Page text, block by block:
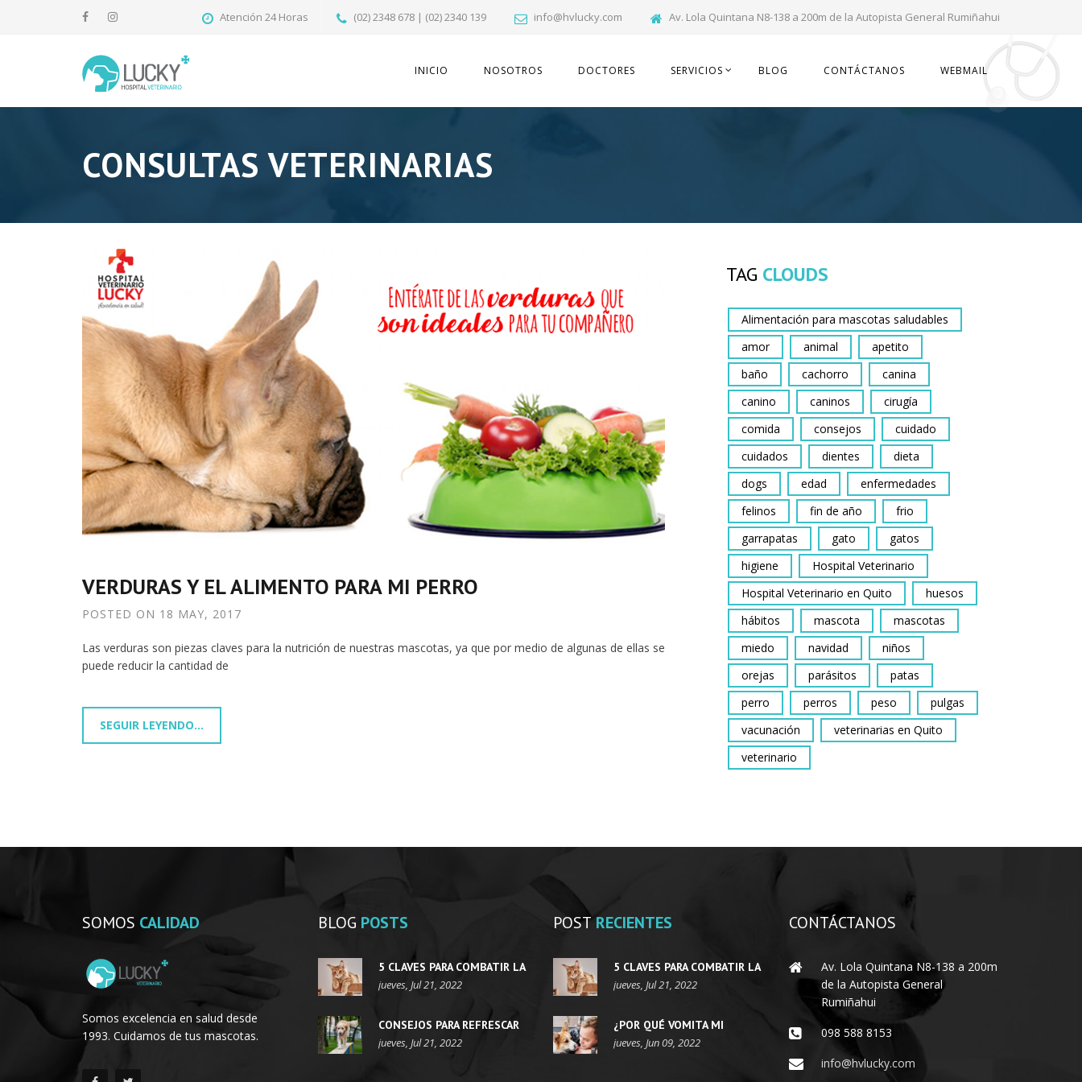
Atención 24 Horas (02) 2348 678 | (02) 2340 139 info@hvlucky.com Av. Lola Quintana N8-138 a 200m de la Autopista General Rumiñahui
INICIO NOSOTROS DOCTORES SERVICIOS BLOG CONTÁCTANOS WEBMAIL
CONSULTAS VETERINARIAS
VERDURAS Y EL ALIMENTO PARA MI PERRO
POSTED ON 18 MAY, 2017
Las verduras son piezas claves para la nutrición de nuestras mascotas, ya que por medio de algunas de ellas se
puede reducir la cantidad de
SEGUIR LEYENDO...
TAG CLOUDS
Alimentación para mascotas saludables
amor
animal
apetito
baño
cachorro
canina
canino
caninos
cirugía
comida
consejos
cuidado
cuidados
dientes
dieta
dogs
edad
enfermedades
felinos
fin de año
frio
garrapatas
gato
gatos
higiene
Hospital Veterinario
Hospital Veterinario en Quito
huesos
hábitos
mascota
mascotas
miedo
navidad
niños
orejas
parásitos
patas
perro
perros peso
pulgas
vacunación
veterinarias en Quito
veterinario
SOMOS CALIDAD
Somos excelencia en salud desde
1993. Cuidamos de tus mascotas.
BLOG POSTS
5 CLAVES PARA COMBATIR LA
OBESIDAD EN GATOS
jueves, Jul 21, 2022
CONSEJOS PARA REFRESCAR
AL PERRO EN VERANO
jueves, Jul 21, 2022
POST RECIENTES
5 CLAVES PARA COMBATIR LA
OBESIDAD EN GATOS
jueves, Jul 21, 2022
¿POR QUÉ VOMITA MI
PERRO?
jueves, Jun 09, 2022
CONTÁCTANOS
Av. Lola Quintana N8-138 a 200m
de la Autopista General
Rumiñahui
098 588 8153
info@hvlucky.com